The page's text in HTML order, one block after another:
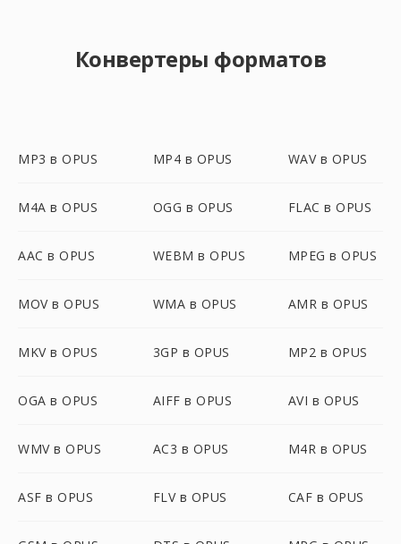
Конвертеры форматов
MP3 в OPUS MP4 в OPUS WAV в OPUS
M4A в OPUS OGG в OPUS FLAC в OPUS
AAC в OPUS WEBM в OPUS MPEG в OPUS
MOV в OPUS WMA в OPUS AMR в OPUS
MKV в OPUS 3GP в OPUS MP2 в OPUS
OGA в OPUS AIFF в OPUS AVI в OPUS
WMV в OPUS AC3 в OPUS M4R в OPUS
ASF в OPUS FLV в OPUS CAF в OPUS